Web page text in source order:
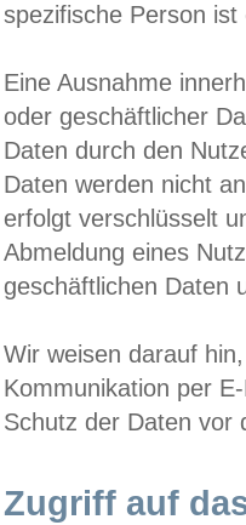
spezifische Person
Eine Ausnahme
oder geschäftlicher
Daten durch den
Daten werden nicht
erfolgt verschlüsselt
Abmeldung eines
geschäftlichen Daten
Wir weisen darauf
Kommunikation per
Schutz der Daten vor
Zugriff auf